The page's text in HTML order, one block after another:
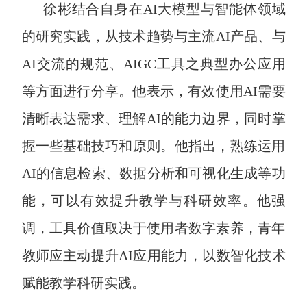
徐彬结合自身在AI大模型与智能体领域
的研究实践，从技术趋势与主流AI产品、与
AI交流的规范、 AIGC工具之典型办公应用
等方面进行分享。他表示，有效使用AI需要
清晰表达需求、理解AI的能力边界，同时掌
握一些基础技巧和原则。他指出，熟练运用
AI的信息检索、数据分析和可视化生成等功
能，可以有效提升教学与科研效率。他强
调，工具价值取决于使用者数字素养，青年
教师应主动提升AI应用能力，以数智化技术
赋能教学科研实践。